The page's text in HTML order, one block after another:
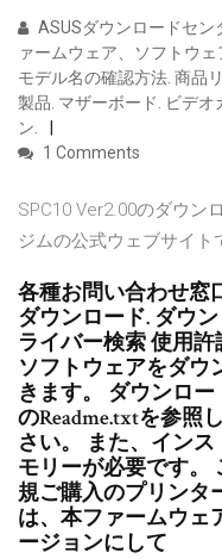
ASUSダウンロードセン
ァームウェア、ソフトウ
モデル名の確認方法. 商品
製品. マザーボード. ビデ
ン.
1 Comments
SPC10 Ver2.00のダウン
ジムの公式ウェブサイト
各種お問い合わせ窓
ダウンロード. ダウ
ライバー検索 使用許
ソフトウェアをダウ
きます。 ダウンロ
のReadme.txtを参照
さい。 また、イン
モリーが必要です。
規ご購入のプリンタ
は、本ファームウェ
ージョンにして